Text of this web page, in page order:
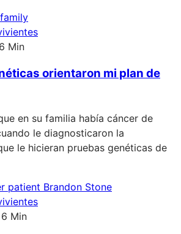
Min
orientaron mi plan de
en su familia había cáncer de
le diagnosticaron la
le hicieran pruebas genéticas de
Min